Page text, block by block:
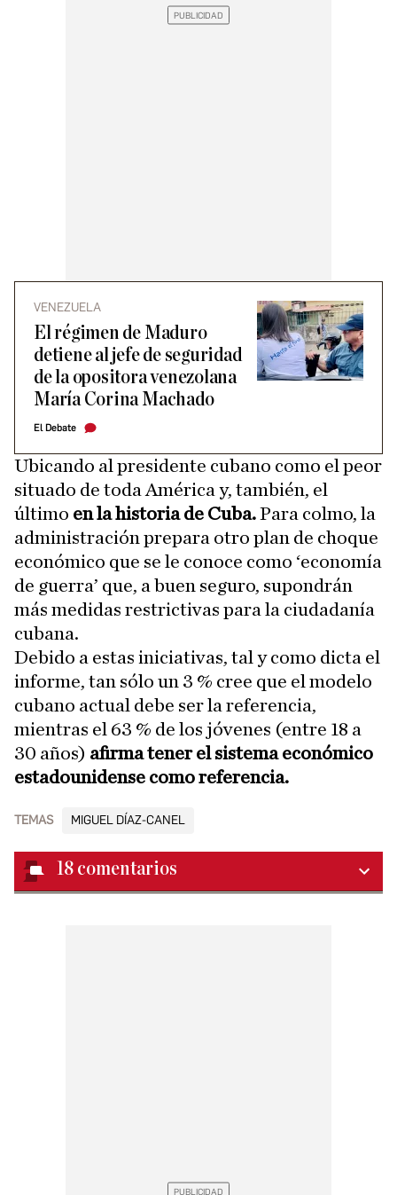
VENEZUELA
El régimen de Maduro
detiene al jefe de seguridad
de la opositora venezolana
María Corina Machado
El Debate
Ubicando al presidente cubano como el peor
situado de toda América y, también, el
último en la historia de Cuba.Para colmo, la
administración prepara otro plan de choque
económico que se le conoce como ‘economía
de guerra’ que, a buen seguro, supondrán
más medidas restrictivas para la ciudadanía
cubana.
Debido a estas iniciativas, tal y como dicta el
informe, tan sólo un 3 % cree que el modelo
cubano actual debe ser la referencia,
mientras el 63 % de los jóvenes (entre 18 a
30 años) afirma tener el sistema económico
estadounidense como referencia.
TEMAS MIGUEL DÍAZ-CANEL
18 comentarios